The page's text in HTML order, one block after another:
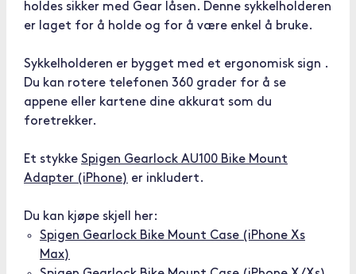
holdes sikker med Gear låsen. Denne sykkelholderen
er laget for å holde og for å være enkel å bruke.
Sykkelholderen er bygget med et ergonomisk sign .
Du kan rotere telefonen 360 grader for å se
appene eller kartene dine akkurat som du
foretrekker.
Et stykke Spigen Gearlock AU100 Bike Mount
Adapter (iPhone) er inkludert.
Du kan kjøpe skjell her:
Spigen Gearlock Bike Mount Case (iPhone Xs
Max)